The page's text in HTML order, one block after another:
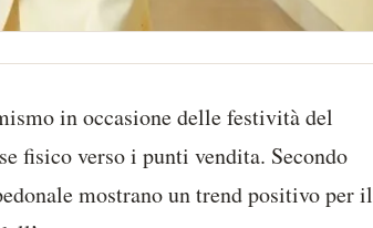
in occasione delle festività del
fisico verso i punti vendita. Secondo
mostrano un trend positivo per il